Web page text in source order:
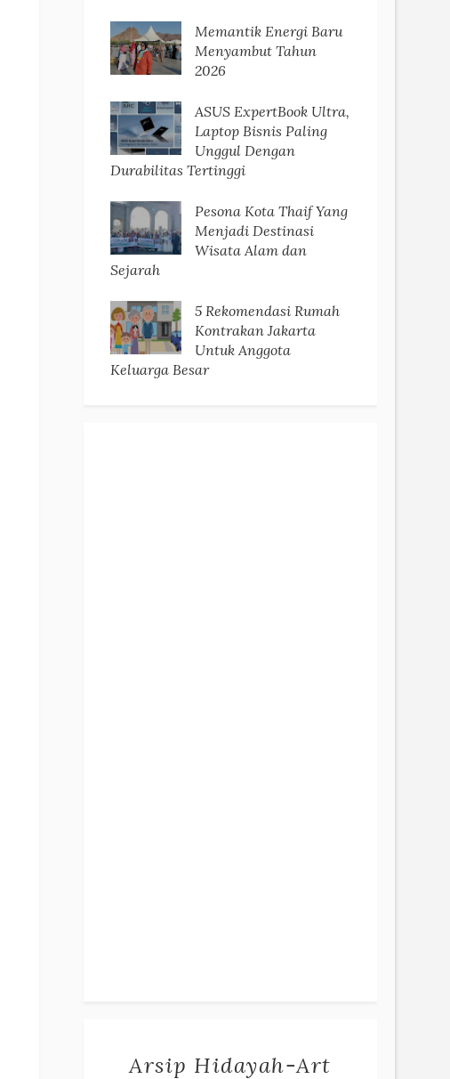
Memantik Energi Baru
Menyambut Tahun
2026
ASUS ExpertBook Ultra,
Laptop Bisnis Paling
Unggul Dengan
Durabilitas Tertinggi
Pesona Kota Thaif Yang
Menjadi Destinasi
Wisata Alam dan
Sejarah
5 Rekomendasi Rumah
Kontrakan Jakarta
Untuk Anggota
Keluarga Besar
Arsip Hidayah-Art